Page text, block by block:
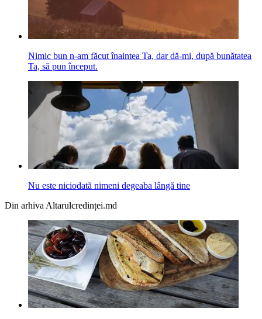
Nimic bun n-am făcut înaintea Ta, dar dă-mi, după bunătatea
Ta, să pun început.
Nu este niciodată nimeni degeaba lângă tine
Din arhiva Altarulcredinței.md